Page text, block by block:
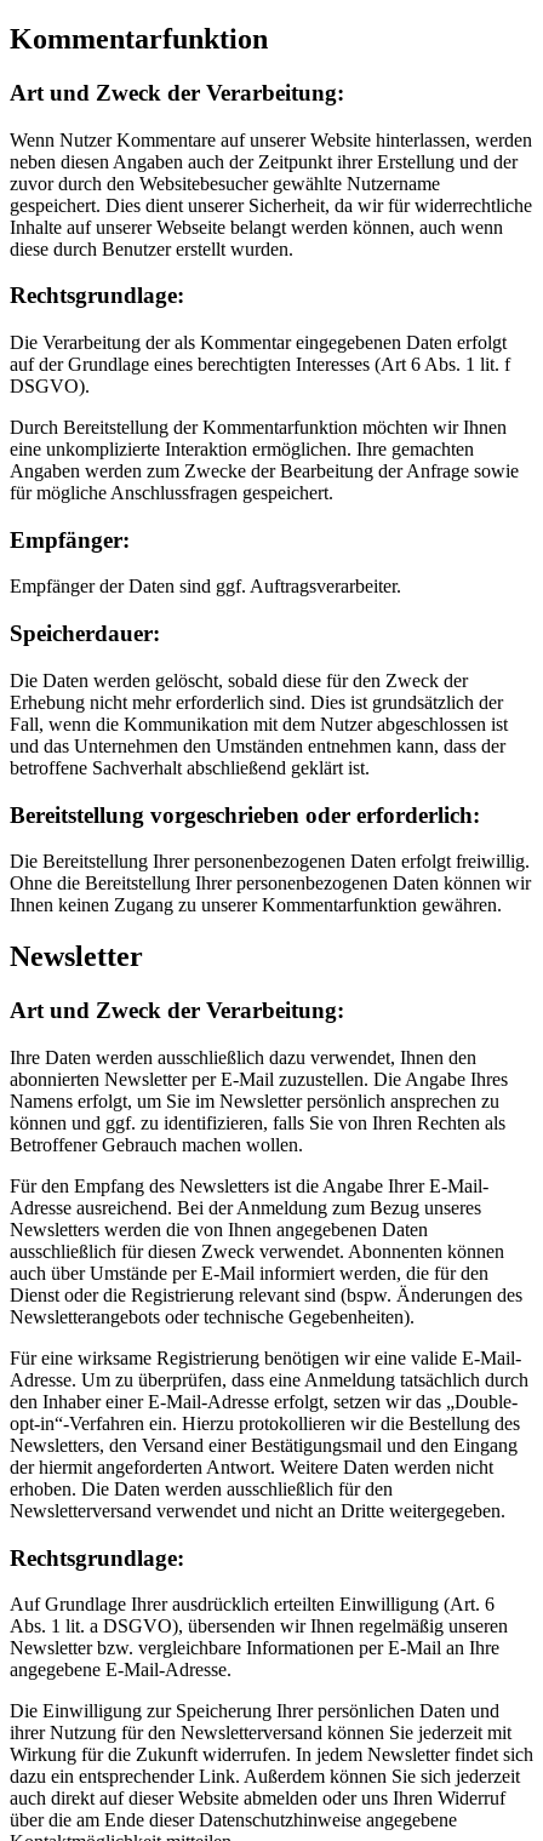
Kommentarfunktion
Art und Zweck der Verarbeitung:
Wenn Nutzer Kommentare auf unserer Website hinterlassen, werden
neben diesen Angaben auch der Zeitpunkt ihrer Erstellung und der
zuvor durch den Websitebesucher gewählte Nutzername
gespeichert. Dies dient unserer Sicherheit, da wir für widerrechtliche
Inhalte auf unserer Webseite belangt werden können, auch wenn
diese durch Benutzer erstellt wurden.
Rechtsgrundlage:
Die Verarbeitung der als Kommentar eingegebenen Daten erfolgt
auf der Grundlage eines berechtigten Interesses (Art 6 Abs. 1 lit. f
DSGVO).
Durch Bereitstellung der Kommentarfunktion möchten wir Ihnen
eine unkomplizierte Interaktion ermöglichen. Ihre gemachten
Angaben werden zum Zwecke der Bearbeitung der Anfrage sowie
für mögliche Anschlussfragen gespeichert.
Empfänger:
Empfänger der Daten sind ggf. Auftragsverarbeiter.
Speicherdauer:
Die Daten werden gelöscht, sobald diese für den Zweck der
Erhebung nicht mehr erforderlich sind. Dies ist grundsätzlich der
Fall, wenn die Kommunikation mit dem Nutzer abgeschlossen ist
und das Unternehmen den Umständen entnehmen kann, dass der
betroffene Sachverhalt abschließend geklärt ist.
Bereitstellung vorgeschrieben oder erforderlich:
Die Bereitstellung Ihrer personenbezogenen Daten erfolgt freiwillig.
Ohne die Bereitstellung Ihrer personenbezogenen Daten können wir
Ihnen keinen Zugang zu unserer Kommentarfunktion gewähren.
Newsletter
Art und Zweck der Verarbeitung:
Ihre Daten werden ausschließlich dazu verwendet, Ihnen den
abonnierten Newsletter per E-Mail zuzustellen. Die Angabe Ihres
Namens erfolgt, um Sie im Newsletter persönlich ansprechen zu
können und ggf. zu identifizieren, falls Sie von Ihren Rechten als
Betroffener Gebrauch machen wollen.
Für den Empfang des Newsletters ist die Angabe Ihrer E-Mail-
Adresse ausreichend. Bei der Anmeldung zum Bezug unseres
Newsletters werden die von Ihnen angegebenen Daten
ausschließlich für diesen Zweck verwendet. Abonnenten können
auch über Umstände per E-Mail informiert werden, die für den
Dienst oder die Registrierung relevant sind (bspw. Änderungen des
Newsletterangebots oder technische Gegebenheiten).
Für eine wirksame Registrierung benötigen wir eine valide E-Mail-
Adresse. Um zu überprüfen, dass eine Anmeldung tatsächlich durch
den Inhaber einer E-Mail-Adresse erfolgt, setzen wir das „Double-
opt-in“-Verfahren ein. Hierzu protokollieren wir die Bestellung des
Newsletters, den Versand einer Bestätigungsmail und den Eingang
der hiermit angeforderten Antwort. Weitere Daten werden nicht
erhoben. Die Daten werden ausschließlich für den
Newsletterversand verwendet und nicht an Dritte weitergegeben.
Rechtsgrundlage:
Auf Grundlage Ihrer ausdrücklich erteilten Einwilligung (Art. 6
Abs. 1 lit. a DSGVO), übersenden wir Ihnen regelmäßig unseren
Newsletter bzw. vergleichbare Informationen per E-Mail an Ihre
angegebene E-Mail-Adresse.
Die Einwilligung zur Speicherung Ihrer persönlichen Daten und
ihrer Nutzung für den Newsletterversand können Sie jederzeit mit
Wirkung für die Zukunft widerrufen. In jedem Newsletter findet sich
dazu ein entsprechender Link. Außerdem können Sie sich jederzeit
auch direkt auf dieser Website abmelden oder uns Ihren Widerruf
über die am Ende dieser Datenschutzhinweise angegebene